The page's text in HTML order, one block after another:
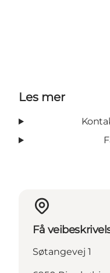
Les mer
Få
Søtangevej 1